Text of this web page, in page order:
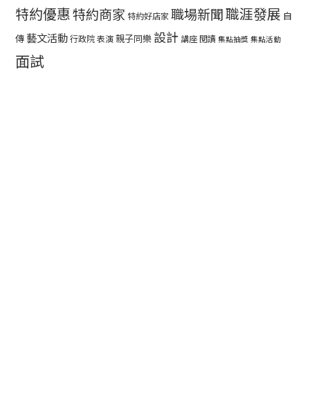
特約優惠特約商家 特約好店家職場新聞職涯發展 自
傳 藝文活動行政院表演親子同樂 設計 講座閱讀 集點抽獎 集點活動
面試